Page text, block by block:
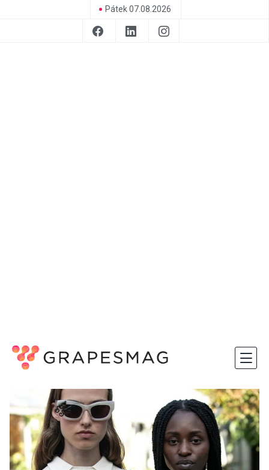
Pátek 07.08.2026